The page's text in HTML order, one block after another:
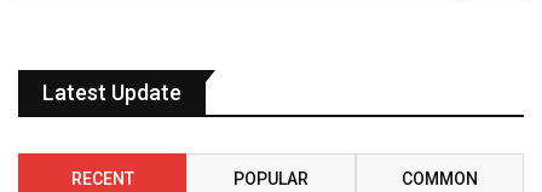
Latest Update
RECENT POPULAR COMMON